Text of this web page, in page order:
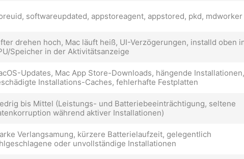
softwareupdated, appstoreagent, appstored, pkd, mdworker
drehen hoch, Mac läuft heiß, UI-Verzögerungen, installd oben
Speicher in der Aktivitätsanzeige
Updates, Mac App Store-Downloads, hängende Installationen,
Installations-Caches, fehlerhafte Festplatten
bis Mittel (Leistungs- und Batteriebeeinträchtigung, seltene
während aktiver Installationen)
Verlangsamung, kürzere Batterielaufzeit, gelegentlich
oder unvollständige Installationen